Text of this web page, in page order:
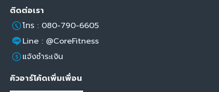
ติดต่อเรา
โทร : 080-790-6605
Line : @CoreFitness
แจ้งชำระเงิน
คิวอาร์โค้ดเพิ่มเพื่อน